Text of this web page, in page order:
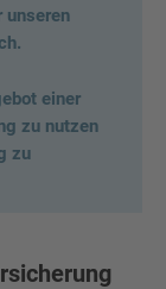
unseren
einer
zu nutzen
zu